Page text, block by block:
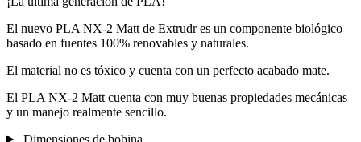
El nuevo PLA NX-2 Matt de Extrudr es un componente biológico
basado en fuentes 100% renovables y naturales.
El material no es tóxico y cuenta con un perfecto acabado mate.
El PLA NX-2 Matt cuenta con muy buenas propiedades mecánicas
y un manejo realmente sencillo.
Dimensiones de bobina